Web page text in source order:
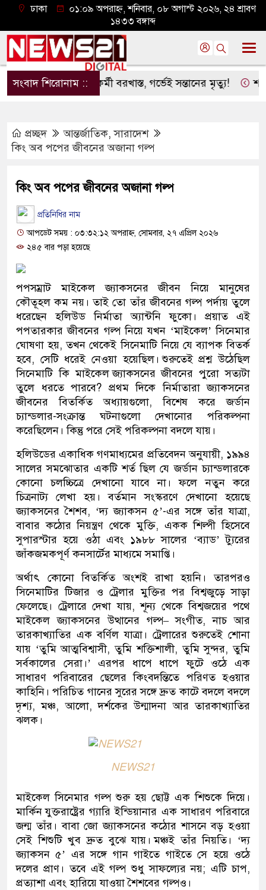
ঢাকা
০১:০৯ অপরাহ্ন, শনিবার, ০৮ অগাস্ট ২০২৬, ২৪ শ্রাবণ
১৪৩৩ বঙ্গাব্দ
সংবাদ শিরোনাম ::
অন্তঃসত্ত্বা কর্মী বরখাস্ত, গর্ভেই সন্তানের মৃত্যু!
প্রচ্ছদ আন্তর্জাতিক,সারাদেশ
কিং অব পপের জীবনের অজানা গল্প
কিং অব পপের জীবনের অজানা গল্প
প্রতিনিধির নাম
আপডেট সময় : ০৩:৩২:১২ অপরাহ্ন, সোমবার, ২৭ এপ্রিল ২০২৬
২৪৫ বার পড়া হয়েছে
পপসম্রাট মাইকেল জ্যাকসনের জীবন নিয়ে মানুষের
কৌতূহল কম নয়। তাই তো তাঁর জীবনের গল্প পর্দায় তুলে
ধরেছেন হলিউড নির্মাতা অ্যান্টনি ফুকো। প্রয়াত এই
পপতারকার জীবনের গল্প নিয়ে যখন ‘মাইকেল’ সিনেমার
ঘোষণা হয়, তখন থেকেই সিনেমাটি নিয়ে যে ব্যাপক বিতর্ক
হবে, সেটি ধরেই নেওয়া হয়েছিল। শুরুতেই প্রশ্ন উঠেছিল
সিনেমাটি কি মাইকেল জ্যাকসনের জীবনের পুরো সত্যটা
তুলে ধরতে পারবে? প্রথম দিকে নির্মাতারা জ্যাকসনের
জীবনের বিতর্কিত অধ্যায়গুলো, বিশেষ করে জর্ডান
চ্যান্ডলার-সংক্রান্ত ঘটনাগুলো দেখানোর পরিকল্পনা
করেছিলেন। কিন্তু পরে সেই পরিকল্পনা বদলে যায়।
হলিউডের একাধিক গণমাধ্যমের প্রতিবেদন অনুযায়ী, ১৯৯৪
সালের সমঝোতার একটি শর্ত ছিল যে জর্ডান চ্যান্ডলারকে
কোনো চলচ্চিত্রে দেখানো যাবে না। ফলে নতুন করে
চিত্রনাট্য লেখা হয়। বর্তমান সংস্করণে দেখানো হয়েছে
জ্যাকসনের শৈশব, ‘দ্য জ্যাকসন ৫’-এর সঙ্গে তাঁর যাত্রা,
বাবার কঠোর নিয়ন্ত্রণ থেকে মুক্তি, একক শিল্পী হিসেবে
সুপারস্টার হয়ে ওঠা এবং ১৯৮৮ সালের ‘ব্যাড’ ট্যুরের
জাঁকজমকপূর্ণ কনসার্টের মাধ্যমে সমাপ্তি।
অর্থাৎ কোনো বিতর্কিত অংশই রাখা হয়নি। তারপরও
সিনেমাটির টিজার ও ট্রেলার মুক্তির পর বিশ্বজুড়ে সাড়া
ফেলেছে। ট্রেলারে দেখা যায়, শূন্য থেকে বিশ্বজয়ের পথে
মাইকেল জ্যাকসনের উত্থানের গল্প– সংগীত, নাচ আর
তারকাখ্যাতির এক বর্ণিল যাত্রা। ট্রেলারের শুরুতেই শোনা
যায় ‘তুমি আত্মবিশ্বাসী, তুমি শক্তিশালী, তুমি সুন্দর, তুমি
সর্বকালের সেরা।’ এরপর ধাপে ধাপে ফুটে ওঠে এক
সাধারণ পরিবারের ছেলের কিংবদন্তিতে পরিণত হওয়ার
কাহিনি। পরিচিত গানের সুরের সঙ্গে দ্রুত কাটে বদলে বদলে
দৃশ্য, মঞ্চ, আলো, দর্শকের উন্মাদনা আর তারকাখ্যাতির
ঝলক।
NEWS21
মাইকেল সিনেমার গল্প শুরু হয় ছোট্ট এক শিশুকে দিয়ে।
মার্কিন যুক্তরাষ্ট্রের গ্যারি ইন্ডিয়ানার এক সাধারণ পরিবারে
জন্ম তাঁর। বাবা জো জ্যাকসনের কঠোর শাসনে বড় হওয়া
সেই শিশুটি খুব দ্রুত বুঝে যায়। মঞ্চই তাঁর নিয়তি। ‘দ্য
জ্যাকসন ৫’ এর সঙ্গে গান গাইতে গাইতে সে হয়ে ওঠে
দলের প্রাণ। তবে এই গল্প শুধু সাফল্যের নয়; এটি চাপ,
প্রত্যাশা এবং হারিয়ে যাওয়া শৈশবের গল্পও।